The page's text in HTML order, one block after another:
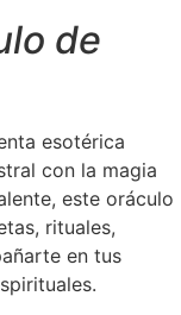
de
esotérica
con la magia
este oráculo
rituales,
en tus